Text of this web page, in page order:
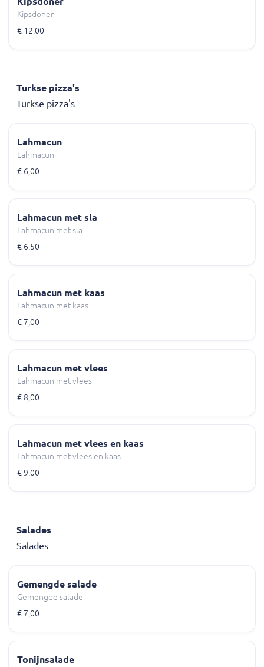
Kipsdoner
€ 12,00
Turkse pizza's
Turkse pizza's
Lahmacun
Lahmacun
€ 6,00
Lahmacun met sla
Lahmacun met sla
€ 6,50
Lahmacun met kaas
Lahmacun met kaas
€ 7,00
Lahmacun met vlees
Lahmacun met vlees
€ 8,00
Lahmacun met vlees en kaas
Lahmacun met vlees en kaas
€ 9,00
Salades
Salades
Gemengde salade
Gemengde salade
€ 7,00
Tonijnsalade